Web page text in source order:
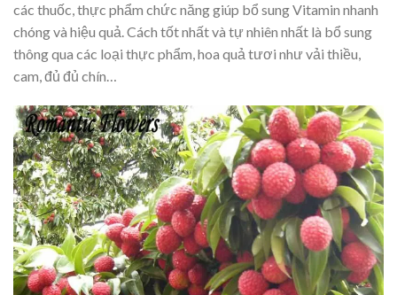
các thuốc, thực phẩm chức năng giúp bổ sung Vitamin nhanh
chóng và hiệu quả. Cách tốt nhất và tự nhiên nhất là bổ sung
thông qua các loại thực phẩm, hoa quả tươi như vải thiều,
cam, đủ đủ chín…